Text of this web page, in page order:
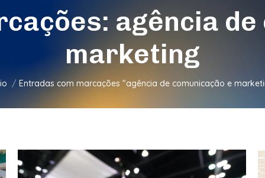
agência
marketing
está aqui:
Entradas com marcações "agência de comunicação e